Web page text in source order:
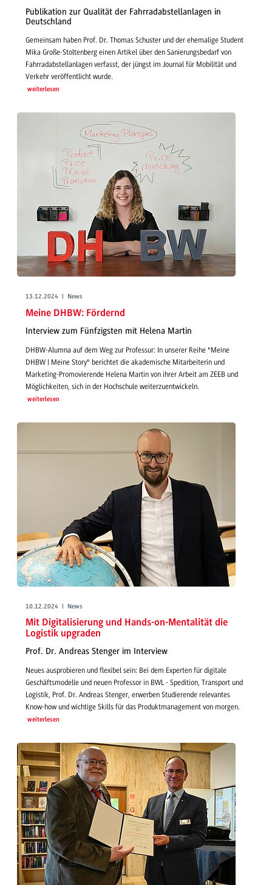
Publikation zur Qualität der Fahrradabstellanlagen in
Deutschland
Gemeinsam haben Prof. Dr. Thomas Schuster und der ehemalige Student
Mika Große-Stoltenberg einen Artikel über den Sanierungsbedarf von
Fahrradabstellanlagen verfasst, der jüngst im Journal für Mobilität und
Verkehr veröffentlicht wurde.
weiterlesen
13.12.2024 | News
Meine DHBW: Fördernd
Interview zum Fünfzigsten mit Helena Martin
DHBW-Alumna auf dem Weg zur Professur: In unserer Reihe "Meine
DHBW | Meine Story" berichtet die akademische Mitarbeiterin und
Marketing-Promovierende Helena Martin von ihrer Arbeit am ZEEB und
Möglichkeiten, sich in der Hochschule weiterzuentwickeln.
weiterlesen
10.12.2024 | News
Mit Digitalisierung und Hands-on-Mentalität die
Logistik upgraden
Prof. Dr. Andreas Stenger im Interview
Neues ausprobieren und flexibel sein: Bei dem Experten für digitale
Geschäftsmodelle und neuen Professor in BWL - Spedition, Transport und
Logistik, Prof. Dr. Andreas Stenger, erwerben Studierende relevantes
Know-how und wichtige Skills für das Produktmanagement von morgen.
weiterlesen